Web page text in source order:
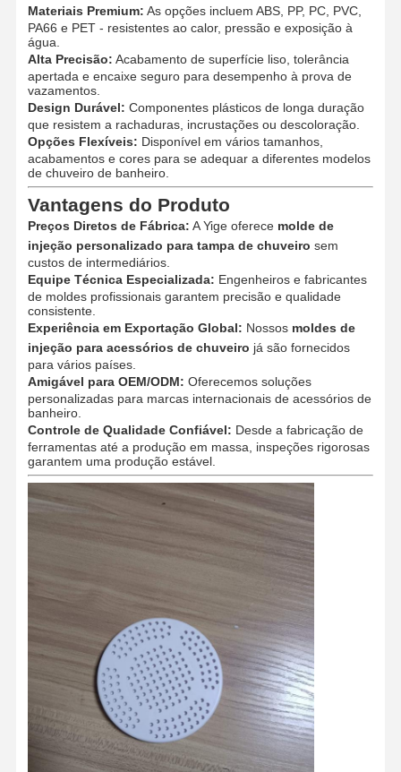
Casa
Somos
Controle De
Qualidade
Fale
Conosco
Notícias
Todos Os
Casos
Molde de injeção de plástico
Molde de aparelhos domésticos
Modelagem por injeção médica
Molde de Injeção Doméstico
Materiais Premium: As opções incluem ABS, PP, PC, PVC,
PA66 e PET - resistentes ao calor, pressão e exposição à
água.
Alta Precisão: Acabamento de superfície liso, tolerância
apertada e encaixe seguro para desempenho à prova de
vazamentos.
Design Durável: Componentes plásticos de longa duração
que resistem a rachaduras, incrustações ou descoloração.
Opções Flexíveis: Disponível em vários tamanhos,
acabamentos e cores para se adequar a diferentes modelos
de chuveiro de banheiro.
Vantagens do Produto
Preços Diretos de Fábrica: A Yige oferece molde de
injeção personalizado para tampa de chuveiro sem
custos de intermediários.
Equipe Técnica Especializada: Engenheiros e fabricantes
de moldes profissionais garantem precisão e qualidade
consistente.
Experiência em Exportação Global: Nossos moldes de
injeção para acessórios de chuveiro já são fornecidos
para vários países.
Amigável para OEM/ODM: Oferecemos soluções
personalizadas para marcas internacionais de acessórios de
banheiro.
Controle de Qualidade Confiável: Desde a fabricação de
ferramentas até a produção em massa, inspeções rigorosas
garantem uma produção estável.